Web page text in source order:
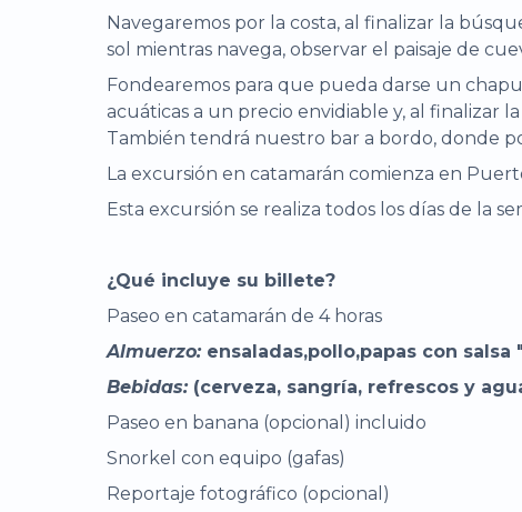
Navegaremos por la costa, al finalizar la
sol mientras navega, observar el paisaje de
Fondearemos para que pueda darse un
acuáticas a un precio envidiable y, al finalizar
También tendrá nuestro bar a bordo, donde
La excursión en catamarán comienza en
Esta excursión se realiza todos los días de la
¿Qué incluye su billete?
Paseo en catamarán de 4 horas
Almuerzo: ensaladas,pollo,papas con
Bebidas:(cerveza, sangría, refrescos y
Paseo en banana (opcional) incluido
Snorkel con equipo (gafas)
Reportaje fotográfico (opcional)